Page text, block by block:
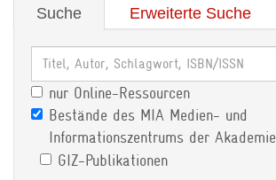
Suche Erweiterte Suche
nur Online-Ressourcen
Bestände des MIA Medien- und
Informationszentrums der Akademie
GIZ-Publikationen